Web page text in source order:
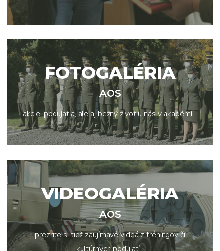
FOTOGALÉRIA
AOS
akcie, podujatia, ale aj bežný život u nás v akadémii...
VIDEOGALÉRIA
AOS
prezrite si tiež zaujímavé videá z tréningov či
kultúrnych podujatí...